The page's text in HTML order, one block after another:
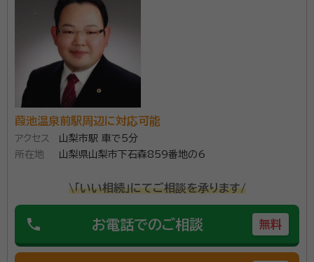
葭池温泉前駅周辺に対応可能
アクセス
山梨市駅 車で5分
所在地
山梨県山梨市下石森859番地の6
\「いい相続」にてご相談を承ります/
phone お電話でのご相談 無料